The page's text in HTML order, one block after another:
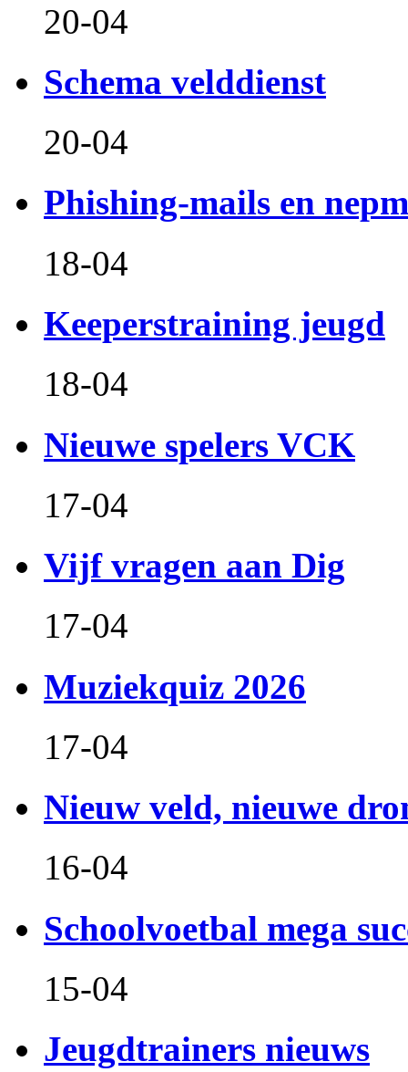
20-04
Schema velddienst
20-04
Phishing-mails en
18-04
Keeperstraining jeugd
18-04
Nieuwe spelers VCK
17-04
Vijf vragen aan Dig
17-04
Muziekquiz 2026
17-04
Nieuw veld, nieuwe
16-04
Schoolvoetbal mega
15-04
Jeugdtrainers nieuws